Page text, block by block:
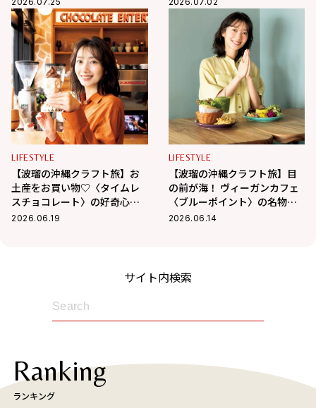
ム
LIFESTYLE
【波瑠の沖縄クラフト旅】お
土産をお買い物♡〈タイムレ
スチョコレート〉の好奇心を
刺激するチョコに夢中！
2026.06.19
LIFESTYLE
【波瑠の沖縄クラフト旅】目
の前が海！ ヴィーガンカフェ
〈ブルーポイント〉の名物フ
ァラフェルサンドが絶品
2026.06.14
サイト内検索
Ranking
ランキング